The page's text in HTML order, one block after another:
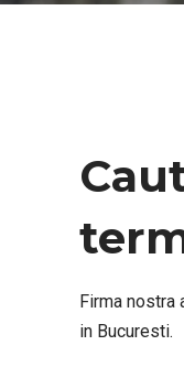
Firma nostra
in Bucuresti.